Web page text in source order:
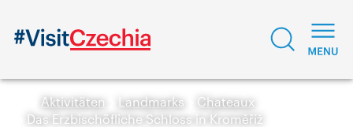
Aktivitäten Landmarks
Chateaux
Das Erzbischöfliche Schloss in Kroměříž